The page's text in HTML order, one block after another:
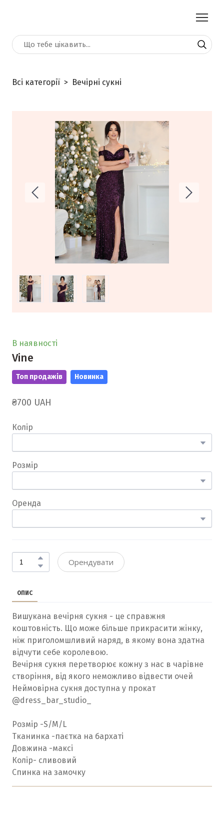
Всі категорії Вечірні сукні
В наявності
Vine
Топ продажів Новинка
₴700 UAH
Колір
Розмір
Оренда
Орендувати
ОПИС
Вишукана вечірня сукня - це справжня
коштовність. Що може більше прикрасити жінку,
ніж приголомшливий наряд, в якому вона здатна
відчути себе королевою.
Вечірня сукня перетворює кожну з нас в чарівне
створіння, від якого неможливо відвести очей
Неймовірна сукня доступна у прокат
@dress_bar_studio_
Розмір -S/M/L
Тканинка -паєтка на бархаті
Довжина -максі
Колір- cливовий
Спинка на замочку